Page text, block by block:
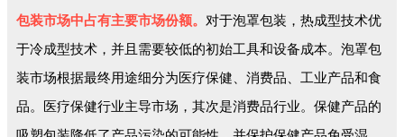
包装市场中占有主要市场份额。 对于泡罩包装，热成型技术优
于冷成型技术，并且需要较低的初始工具和设备成本。泡罩包
装市场根据最终用途细分为医疗保健、消费品、工业产品和食
品。医疗保健行业主导市场，其次是消费品行业。保健产品的